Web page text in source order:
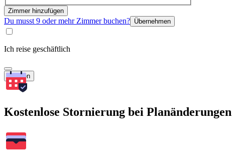
Zimmer hinzufügen
Du musst 9 oder mehr Zimmer buchen? Übernehmen
Ich reise geschäftlich
Suchen
Kostenlose Stornierung bei Planänderungen